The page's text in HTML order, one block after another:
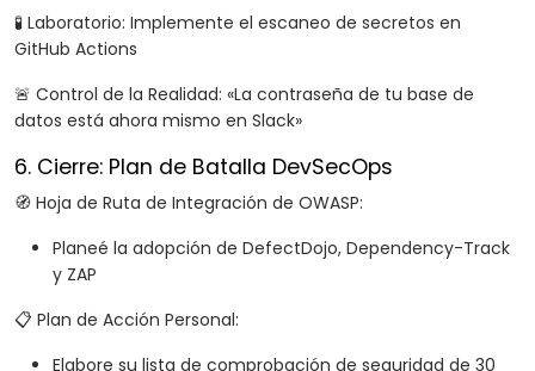
🧪 Laboratorio: Implemente el escaneo de secretos en
GitHub Actions
🚨 Control de la Realidad: «La contraseña de tu base de
datos está ahora mismo en Slack»
6. Cierre: Plan de Batalla DevSecOps
🧭 Hoja de Ruta de Integración de OWASP:
Planeé la adopción de DefectDojo, Dependency-Track
y ZAP
📋 Plan de Acción Personal:
Elabore su lista de comprobación de seguridad de 30